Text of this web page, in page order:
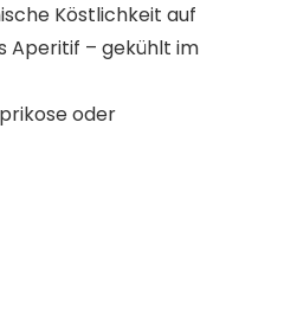
Köstlichkeit auf
Aperitif – gekühlt im
oder